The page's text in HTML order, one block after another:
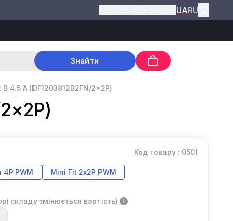
UARU
Знайти
4.5 А (DF1203812B2FN/2×2P)
Код товару : 0501
4P PWM Mini Fit 2х2P PWM
складу змінюється вартість)